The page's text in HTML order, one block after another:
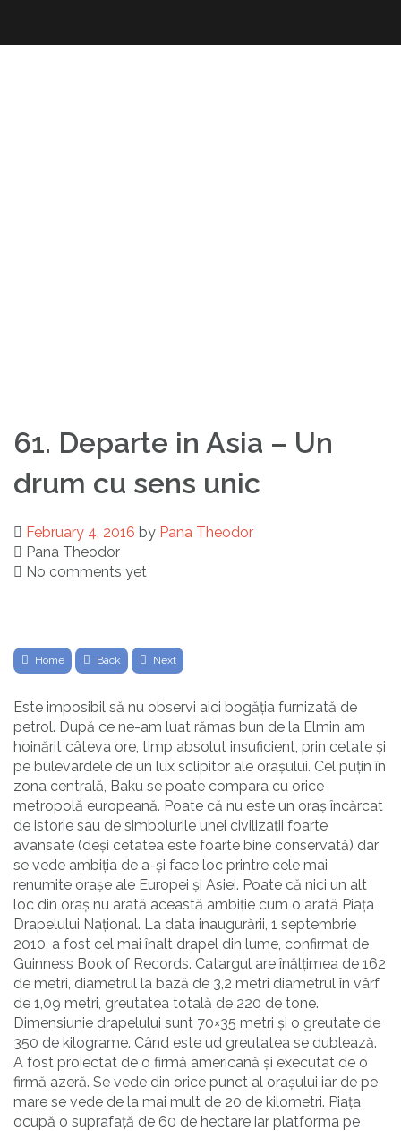
content
61. Departe in Asia – Un
drum cu sens unic
February 4, 2016 by Pana Theodor
Pana Theodor
No comments yet
Home Back Next
Este imposibil să nu observi aici bogăția furnizată de
petrol. După ce ne-am luat rămas bun de la Elmin am
hoinărit câteva ore, timp absolut insuficient, prin cetate și
pe bulevardele de un lux sclipitor ale orașului. Cel puțin în
zona centrală, Baku se poate compara cu orice
metropolă europeană. Poate că nu este un oraș încărcat
de istorie sau de simbolurile unei civilizații foarte
avansate (deși cetatea este foarte bine conservată) dar
se vede ambiția de a-și face loc printre cele mai
renumite orașe ale Europei și Asiei. Poate că nici un alt
loc din oraș nu arată această ambiție cum o arată Piața
Drapelului Național. La data inaugurării, 1 septembrie
2010, a fost cel mai înalt drapel din lume, confirmat de
Guinness Book of Records. Catargul are înălțimea de 162
de metri, diametrul la bază de 3,2 metri diametrul în vârf
de 1,09 metri, greutatea totală de 220 de tone.
Dimensiunie drapelului sunt 70×35 metri și o greutate de
350 de kilograme. Când este ud greutatea se dublează.
A fost proiectat de o firmă americană și executat de o
firmă azeră. Se vede din orice punct al orașului iar de pe
mare se vede de la mai mult de 20 de kilometri. Piața
ocupă o suprafață de 60 de hectare iar platforma pe